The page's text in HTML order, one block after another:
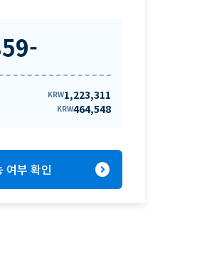
-
KRW1,223,311
KRW464,548
여부 확인 expand_circle_right